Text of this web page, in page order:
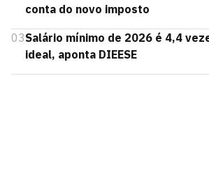
conta do novo imposto
03Salário mínimo de 2026 é 4,4
ideal, aponta DIEESE